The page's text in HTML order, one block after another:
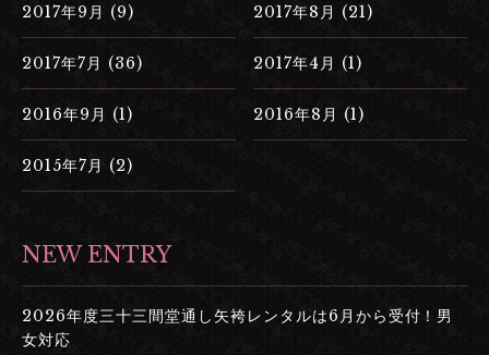
2017年9月 (9) 2017年8月 (21)
2017年7月 (36) 2017年4月 (1)
2016年9月 (1) 2016年8月 (1)
2015年7月 (2)
NEW ENTRY
2026年度三十三間堂通し矢袴レンタルは6月から受付！男
女対応